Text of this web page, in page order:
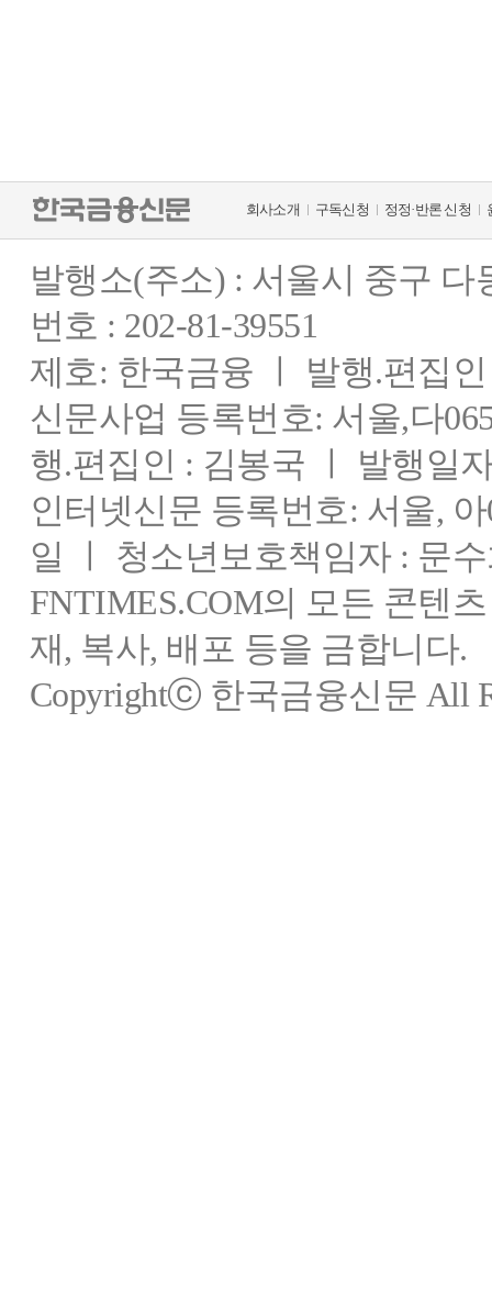
회사소개 구독신청 정정·반론 신청
발행소(주소) : 서울시 중구
번호 : 202-81-39551
제호: 한국금융 ㅣ 발행.편집
신문사업 등록번호: 서울,다
행.편집인 : 김봉국 ㅣ 발행일
인터넷신문 등록번호: 서울,
일 ㅣ 청소년보호책임자 : 문
FNTIMES.COM의 모든 콘텐
재, 복사, 배포 등을 금합니다.
Copyrightⓒ 한국금융신문 All